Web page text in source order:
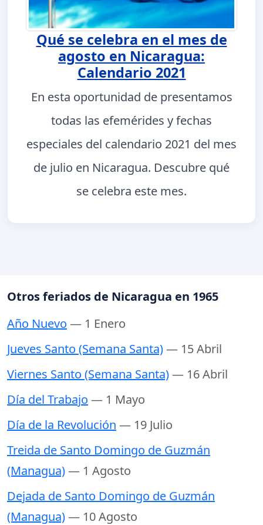
Qué se celebra en el mes de
agosto en Nicaragua:
Calendario 2021
En esta oportunidad de presentamos
todas las efemérides y fechas
especiales del calendario 2021 del mes
de julio en Nicaragua. Descubre qué
se celebra este mes.
Otros feriados de Nicaragua en 1965
Año Nuevo — 1 Enero
Jueves Santo (Semana Santa)— 15 Abril
Viernes Santo (Semana Santa)— 16 Abril
Día del Trabajo — 1 Mayo
Día de la Revolución — 19 Julio
Treida de Santo Domingo de Guzmán
(Managua)— 1 Agosto
Dejada de Santo Domingo de Guzmán
(Managua)— 10 Agosto